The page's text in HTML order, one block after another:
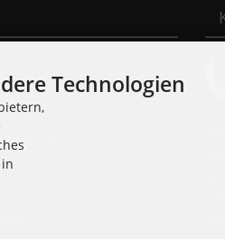
©
Technologien